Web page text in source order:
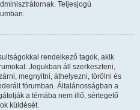
Teljesjogú
rendelkező tagok, akik
Jogukban áll szerkeszteni,
megnyitni, áthelyezni, törölni és
fórumban. Általánosságban a
a témába nem illő, sértegető
küldését.